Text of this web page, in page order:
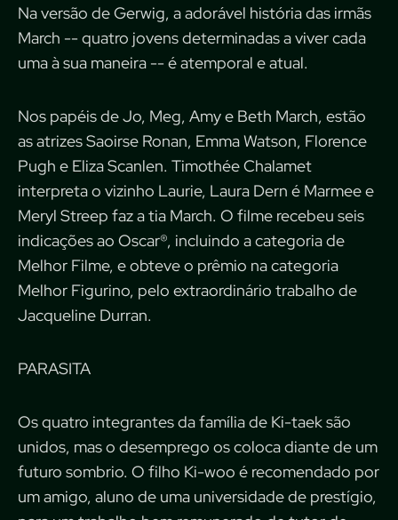
Na versão de Gerwig, a adorável história das irmãs
March -- quatro jovens determinadas a viver cada
uma à sua maneira -- é atemporal e atual.
Nos papéis de Jo, Meg, Amy e Beth March, estão
as atrizes Saoirse Ronan, Emma Watson, Florence
Pugh e Eliza Scanlen. Timothée Chalamet
interpreta o vizinho Laurie, Laura Dern é Marmee e
Meryl Streep faz a tia March. O filme recebeu seis
indicações ao Oscar®, incluindo a categoria de
Melhor Filme, e obteve o prêmio na categoria
Melhor Figurino, pelo extraordinário trabalho de
Jacqueline Durran.
PARASITA
Os quatro integrantes da família de Ki-taek são
unidos, mas o desemprego os coloca diante de um
futuro sombrio. O filho Ki-woo é recomendado por
um amigo, aluno de uma universidade de prestígio,